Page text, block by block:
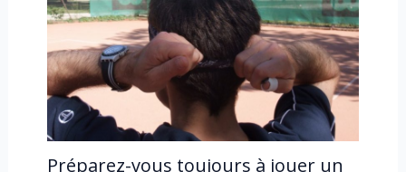
Préparez-vous toujours à jouer un